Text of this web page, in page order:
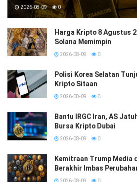
2026-08-09 0
Harga Kripto 8 Agustus
Solana Memimpin
2026-08-09 0
Polisi Korea Selatan
Kripto Sitaan
2026-08-09 0
Bantu IRGC Iran, AS
Bursa Kripto Dubai
2026-08-09 0
Kemitraan Trump Media
Berakhir Imbas